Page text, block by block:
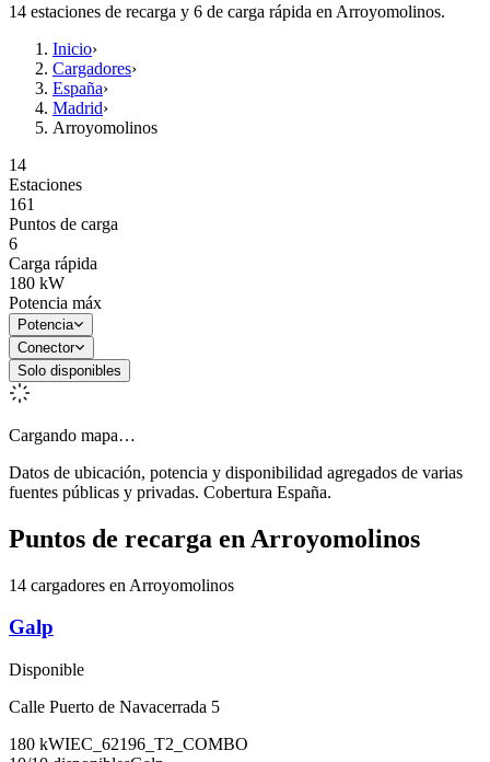
14 estaciones de recarga y 6 de carga rápida en Arroyomolinos.
Inicio›
Cargadores›
España›
Madrid›
Arroyomolinos
14
Estaciones
161
Puntos de carga
6
Carga rápida
180 kW
Potencia máx
Potencia
Conector
Solo disponibles
Cargando mapa…
Datos de ubicación, potencia y disponibilidad agregados de varias
fuentes públicas y privadas. Cobertura España.
Puntos de recarga en Arroyomolinos
14 cargadores en Arroyomolinos
Galp
Disponible
Calle Puerto de Navacerrada 5
180 kWIEC_62196_T2_COMBO